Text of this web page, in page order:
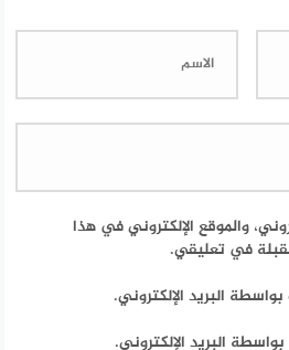
والموقع الإلكتروني في هذا
في تعليقي.
البريد الإلكتروني.
البريد الإلكتروني.